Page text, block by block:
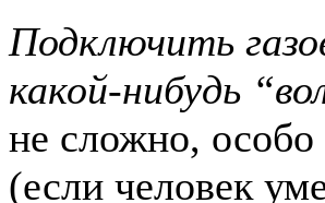
Подключить
какой-нибудь
не сложно, особо
(если человек